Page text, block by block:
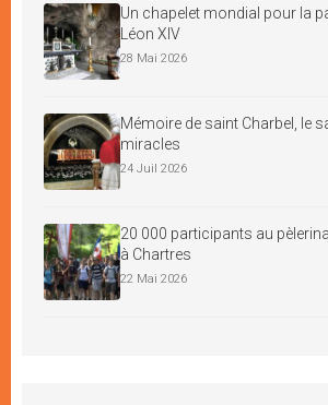
Un chapelet mondial pour la
Léon XIV
28 Mai 2026
Mémoire de saint Charbel, le
miracles
24 Juil 2026
20 000 participants au
à Chartres
22 Mai 2026